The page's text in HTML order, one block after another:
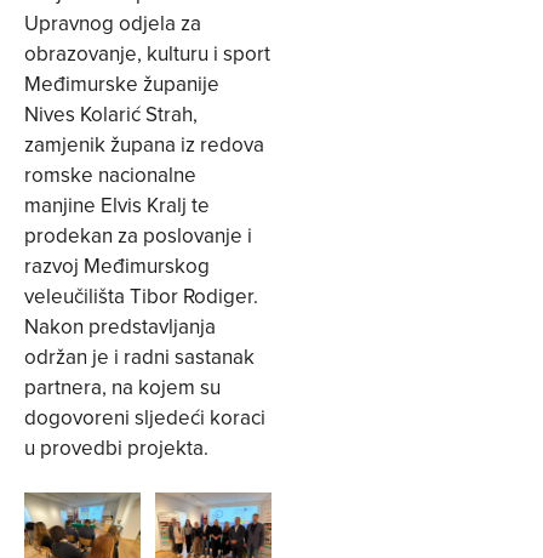
Upravnog odjela za
obrazovanje, kulturu i sport
Međimurske županije
Nives Kolarić Strah,
zamjenik župana iz redova
romske nacionalne
manjine Elvis Kralj te
prodekan za poslovanje i
razvoj Međimurskog
veleučilišta Tibor Rodiger.
Nakon predstavljanja
održan je i radni sastanak
partnera, na kojem su
dogovoreni sljedeći koraci
u provedbi projekta.